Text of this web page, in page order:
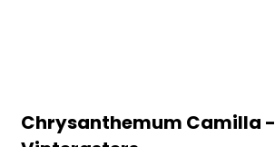
Chrysanthemum Camilla -